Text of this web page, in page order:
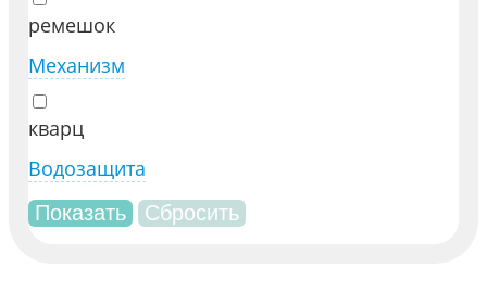
ремешок
Механизм
кварц
Водозащита